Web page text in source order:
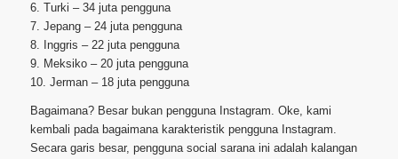
6. Turki – 34 juta pengguna
7. Jepang – 24 juta pengguna
8. Inggris – 22 juta pengguna
9. Meksiko – 20 juta pengguna
10. Jerman – 18 juta pengguna
Bagaimana? Besar bukan pengguna Instagram. Oke, kami
kembali pada bagaimana karakteristik pengguna Instagram.
Secara garis besar, pengguna social sarana ini adalah kalangan